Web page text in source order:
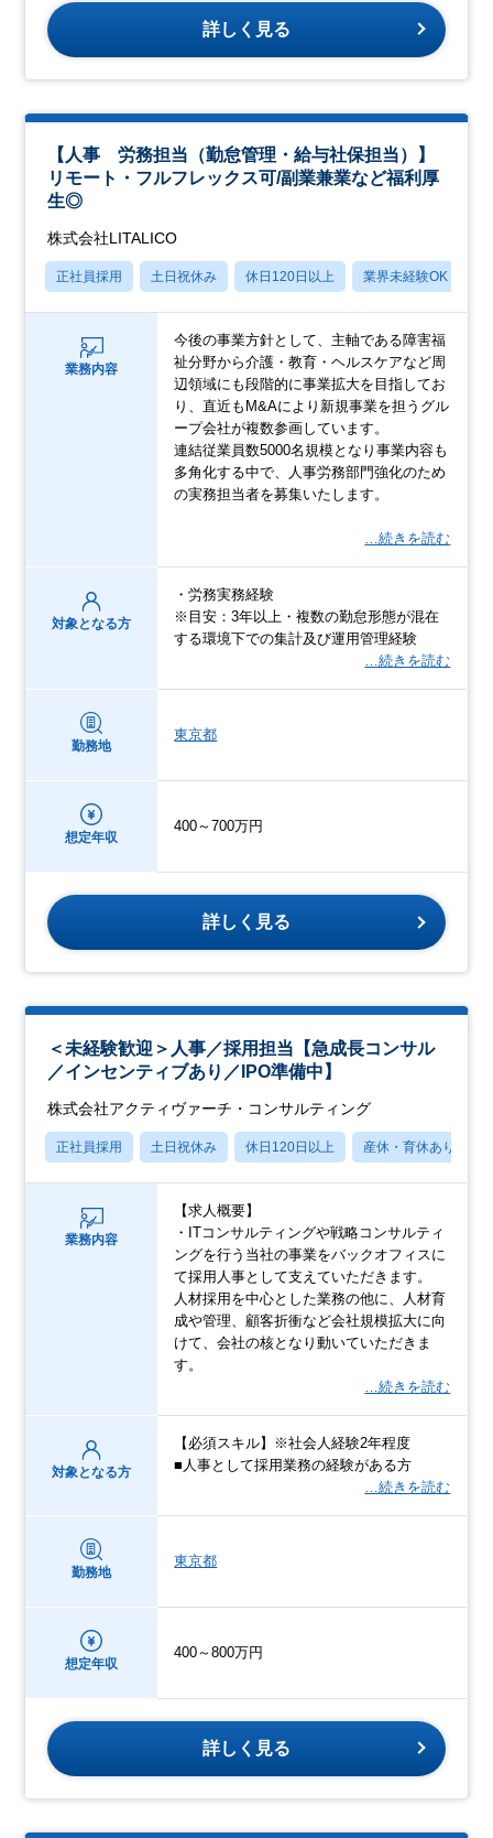
詳しく見る
【人事 労務担当（勤怠管理・給与社保担当）】
リモート・フルフレックス可/副業兼業など福利厚
生◎
株式会社LITALICO
正社員採用 土日祝休み 休日120日以上 業界未経験OK
業務内容
今後の事業方針として、主軸である障害福
祉分野から介護・教育・ヘルスケアなど周
辺領域にも段階的に事業拡大を目指してお
り、直近もM&Aにより新規事業を担うグル
ープ会社が複数参画しています。
連結従業員数5000名規模となり事業内容も
多角化する中で、人事労務部門強化のため
の実務担当者を募集いたします。
…続きを読む
対象となる方
・労務実務経験
※目安：3年以上・複数の勤怠形態が混在
する環境下での集計及び運用管理経験
…続きを読む
勤務地
東京都
想定年収
400～700万円
詳しく見る
＜未経験歓迎＞人事／採用担当【急成長コンサル
／インセンティブあり／IPO準備中】
株式会社アクティヴァーチ・コンサルティング
正社員採用 土日祝休み 休日120日以上 産休・育休あり
業務内容
【求人概要】
・ITコンサルティングや戦略コンサルティ
ングを行う当社の事業をバックオフィスに
て採用人事として支えていただきます。
人材採用を中心とした業務の他に、人材育
成や管理、顧客折衝など会社規模拡大に向
けて、会社の核となり動いていただきま
す。
…続きを読む
対象となる方
【必須スキル】※社会人経験2年程度
■人事として採用業務の経験がある方
…続きを読む
勤務地
東京都
想定年収
400～800万円
詳しく見る